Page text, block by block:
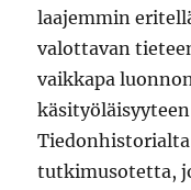
laajemmin
valottavan
vaikkapa
tutkimusotetta,